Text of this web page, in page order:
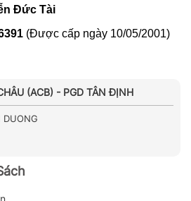
Đức Tài
(Được cấp ngày 10/05/2001)
(ACB) - PGD TÂN ĐỊNH
DUONG